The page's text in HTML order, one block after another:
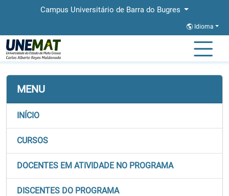
Campus Universitário de Barra do Bugres
Idioma
Página Inicial
MENU
INÍCIO
CURSOS
DOCENTES EM ATIVIDADE NO PROGRAMA
DISCENTES DO PROGRAMA